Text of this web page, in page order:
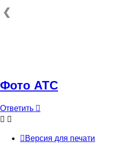
❮
Фото АТС
Ответить
Версия для печати